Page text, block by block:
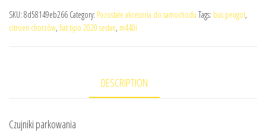
SKU: 8d58149eb266 Category: Pozostałe akcesoria do samochodu Tags: bus peugot,
citroen chorzów, fiat tipo 2020 sedan, m440i
DESCRIPTION
Czujniki parkowania